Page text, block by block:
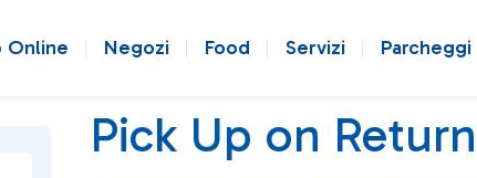
Online Negozi Food Servizi Parcheggi
Pick Up on Return